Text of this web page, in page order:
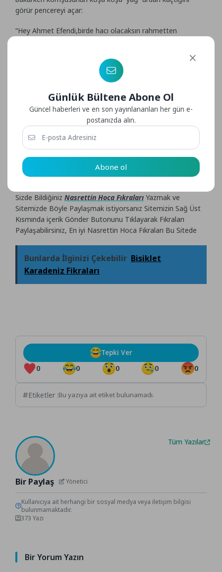
görür pencereyi açar:
“Hey Ahmet Efendi,birde hacı olacaksın rahmetten
Zavallı adam eli mahkum sırılsıklam olur.Ertesi gün hocanın
komşusu hocayı yağmurdan kaçarken görür ve hocaya bir
“Hoca Hoca dün bana diyordun bugün sen neden
rahmetten kaçıyorsun ?”der.
Hoca hiç durmadan yoluna devam eder ve komşusuna
şöyle der:
“Ben rahmetten kaçmıyorum sadace
ne
basmamak içinçabalıyorum.”
Sizde BildiğinizNasrettin Hoca Fıkraları Yazmak ve
Sitemizde Böyle Paylaşmak istiyorsanız Sitemizin Sağ Üst
Kısmında içerik Gönder Butonunu Tıklayarak Fıkraları
Paylaşabilirsiniz, En iyi Nasrettin Hoca Fıkraları Bu Sitede
Bunlarda İlginizi Çekebilir Bisiklet
Karadeniz Fikraları
0 0 0 0 0
Tepki Ver
Etiketler :Bu yazıya ait etiket bulunamadı.
Bir Paylaş Yönetici
Tüm Yazılar
Kullanıcıya ait herhangi bir sosyal medya veya iletişim bilgisi
bulunmamaktadır.
373 Yazı
Bir Yorum Yazın
Günlük Bültene Abone Ol
Güncel haberleri ve en son yayınlananları her gün e-
postanızda alın.
Abone ol